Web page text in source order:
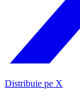
Distribuie pe X